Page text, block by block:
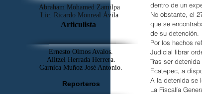
dentro de un
No obstante, el
que se
de su detención.
Por los hechos
Judicial librar
Tras ser
Ecatepec, a
A la detenida se
La Fiscalía
Abraham Mohamed Zamilpa
Lic. Ricardo Monreal Ávila
Articulista
Ernesto Olmos Avalos.
Alitzel Herrada Herrera.
Garnica Muñoz José Antonio.
Reporteros